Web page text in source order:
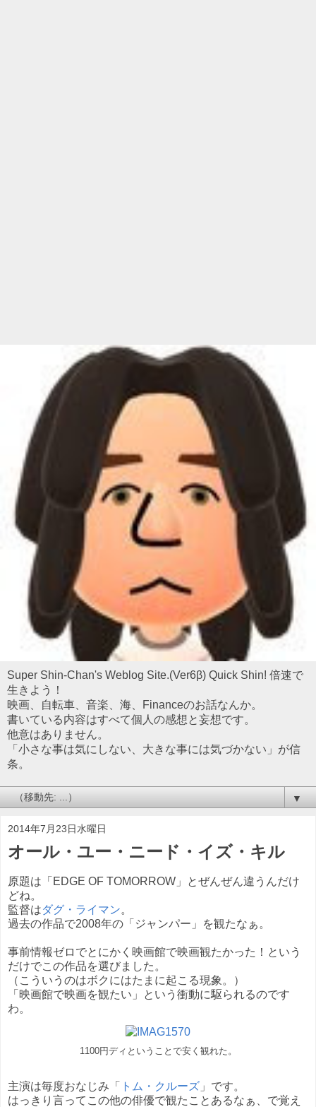
Super Shin-Chan's Weblog Site.(Ver6β) Quick Shin! 倍速で
生きよう！
映画、自転車、音楽、海、Financeのお話なんか。
書いている内容はすべて個人の感想と妄想です。
他意はありません。
「小さな事は気にしない、大きな事には気づかない」が信
条。
▼
2014年7月23日水曜日
オール・ユー・ニード・イズ・キル
原題は「EDGE OF TOMORROW」とぜんぜん違うんだけ
どね。
監督はダグ・ライマン。
過去の作品で2008年の「ジャンパー」を観たなぁ。
事前情報ゼロでとにかく映画館で映画観たかった！という
だけでこの作品を選びました。
（こういうのはボクにはたまに起こる現象。）
「映画館で映画を観たい」という衝動に駆られるのです
わ。
1100円ディということで安く観れた。
主演は毎度おなじみ「 トム・クルーズ 」です。
はっきり言ってこの他の俳優で観たことあるなぁ、で覚え